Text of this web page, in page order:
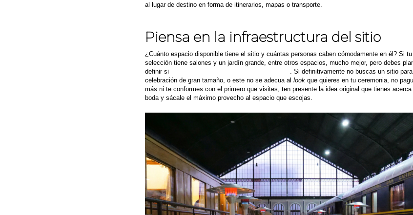
al lugar de destino en forma de itinerarios, mapas o transporte.
Piensa en la infraestructura del sitio
¿Cuánto espacio disponible tiene el sitio y cuántas personas caben cómodamente en él? Si tu
selección tiene salones y un jardín grande, entre otros espacios, mucho mejor, pero debes
definir si
. Si definitivamente no buscas un sitio
celebración de gran tamaño, o este no se adecua al look que quieres en tu ceremonia, no
más ni te conformes con el primero que visites, ten presente la idea original que tienes acerca
boda y sácale el máximo provecho al espacio que escojas.